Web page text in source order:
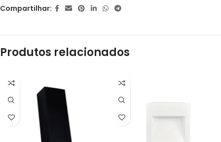
4X DER$25,32COM
R$101,28
JUROS
R$
Compartilhar:
Produtos relacionados